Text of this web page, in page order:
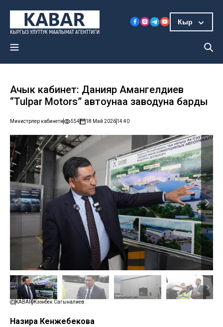
Кыр
Ачык кабинет: Данияр Амангелдиев
“Tulpar Motors” автоунаа заводуна барды
Министрлер кабинети 554 18 Май 202614:40
KABARЖээнбек Сагыналиев
Назира Кенжебекова